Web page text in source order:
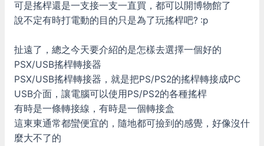
可是搖桿還是一支接一支一直買，都可以開博物館了
說不定有時打電動的目的只是為了玩搖桿吧? :p
扯遠了，總之今天要介紹的是怎樣去選擇一個好的
PSX/USB搖桿轉接器
PSX/USB搖桿轉接器，就是把PS/PS2的搖桿轉接成PC
USB介面，讓電腦可以使用PS/PS2的各種搖桿
有時是一條轉接線，有時是一個轉接盒
這東東通常都蠻便宜的，隨地都可撿到的感覺，好像沒什
麼大不了的